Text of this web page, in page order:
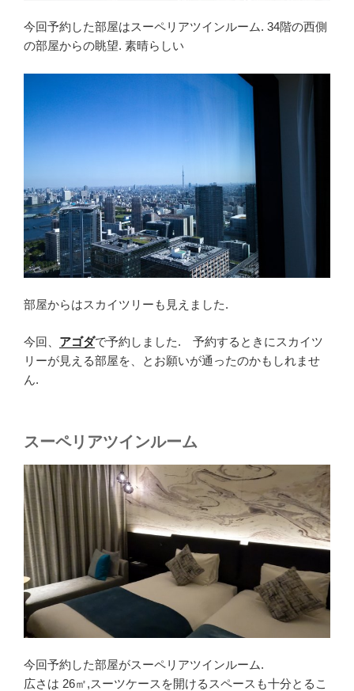
今回予約した部屋はスーペリアツインルーム. 34階の西側
の部屋からの眺望. 素晴らしい
部屋からはスカイツリーも見えました.
今回、 アゴダで予約しました. 予約するときにスカイツ
リーが見える部屋を、とお願いが通ったのかもしれませ
ん.
スーペリアツインルーム
今回予約した部屋がスーペリアツインルーム.
広さは 26㎡,スーツケースを開けるスペースも十分とるこ